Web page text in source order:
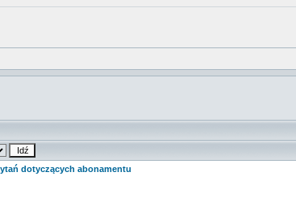
dotyczących abonamentu